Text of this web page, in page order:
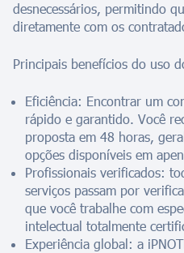
desnecessários, permitindo
diretamente com os
Principais benefícios do uso
Eficiência: Encontrar um
rápido e garantido. Você
proposta em 48 horas,
opções disponíveis em
Profissionais verificados:
serviços passam por
que você trabalhe com
intelectual totalmente
Experiência global: a